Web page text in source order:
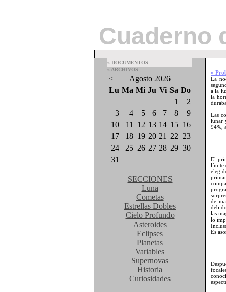
Cuaderno
» DOCUMENTOS
» ARCHIVOS
<
Agosto 2026
Lu Ma Mi Ju Vi Sa Do
1
2
3
4 5 6 7 8
9
10
11 12 13 14 15 16
17
18 19 20 21 22
23
24
25 26 27 28 29 30
31
SECCIONES
Luna
Cometas
Estrellas Dobles
Cielo Profundo
Asteroides
Eclipses
Planetas
Variables
Supernovas
Historia
Curiosidades
»
La
a la
la
Las
lunar
94%,
El
límite
de
las
lo
Es